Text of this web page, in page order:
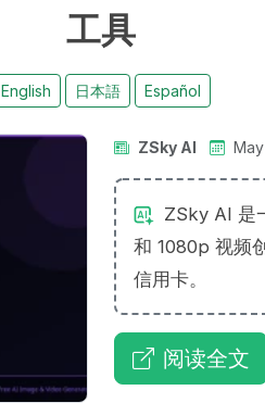
工具
English 日本語 Español
ZSky AI
ZSky AI 是
和 1080p 视频
信用卡。
阅读全文